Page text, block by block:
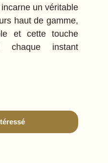
incarne un véritable
haut de gamme,
et cette touche
chaque instant